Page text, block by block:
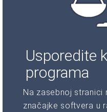
Usporedite
programa
Na zasebnoj stranici
značajke softvera u